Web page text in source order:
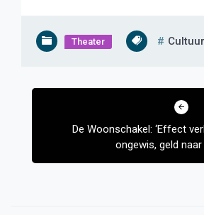
Theater Cultuur
Bericht
De Woonschakel: ‘Effect
ongewis, geld naar